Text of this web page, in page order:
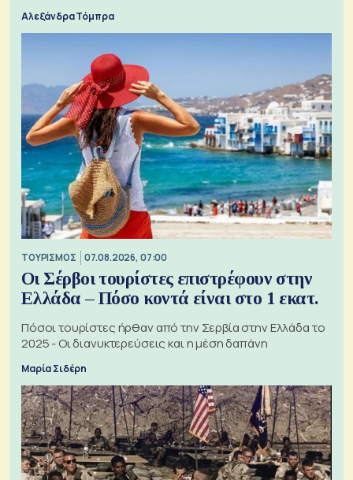
Αλεξάνδρα Τόμπρα
ΤΟΥΡΙΣΜΟΣ 07.08.2026, 07:00
Οι Σέρβοι τουρίστες επιστρέφουν στην
Ελλάδα – Πόσο κοντά είναι στο 1 εκατ.
Πόσοι τουρίστες ήρθαν από την Σερβία στην Ελλάδα το
2025 - Οι διανυκτερεύσεις και η μέση δαπάνη
Μαρία Σιδέρη